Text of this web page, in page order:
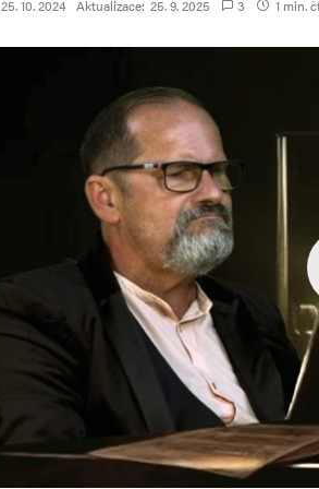
25. 10. 2024 Aktualizace: 25. 9. 2025 3 1 min.